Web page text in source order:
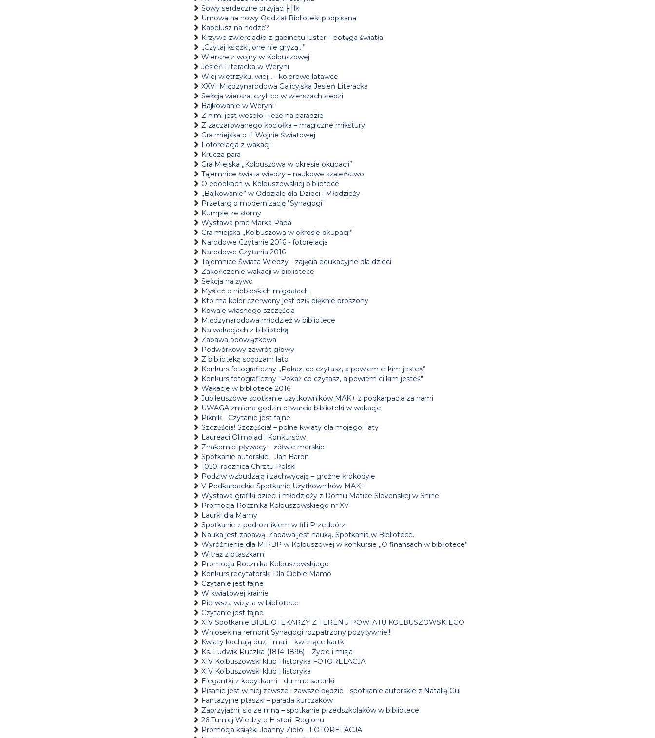
Sowy serdeczne przyjaci├│lki
Umowa na nowy Oddział Biblioteki podpisana
Kapelusz na nodze?
Krzywe zwierciadło z gabinetu luster – potęga światła
„Czytaj książki, one nie gryzą...”
Wiersze z wojny w Kolbuszowej
Jesień Literacka w Weryni
Wiej wietrzyku, wiej… - kolorowe latawce
XXVI Międzynarodowa Galicyjska Jesień Literacka
Sekcja wiersza, czyli co w wierszach siedzi
Bajkowanie w Weryni
Z nimi jest wesoło - jeże na paradzie
Z zaczarowanego kociołka – magiczne mikstury
Gra miejska o II Wojnie Światowej
Fotorelacja z wakacji
Krucza para
Gra Miejska „Kolbuszowa w okresie okupacji”
Tajemnice świata wiedzy – naukowe szaleństwo
O ebookach w Kolbuszowskiej bibliotece
„Bajkowanie” w Oddziale dla Dzieci i Młodzieży
Przetarg o modernizację "Synagogi"
Kumple ze słomy
Wystawa prac Marka Raba
Gra miejska „Kolbuszowa w okresie okupacji”
Narodowe Czytanie 2016 - fotorelacja
Narodowe Czytania 2016
Tajemnice Świata Wiedzy - zajęcia edukacyjne dla dzieci
Zakończenie wakacji w bibliotece
Sekcja na żywo
Myśleć o niebieskich migdałach
Kto ma kolor czerwony jest dziś pięknie proszony
Kowale własnego szczęścia
Międzynarodowa młodzież w bibliotece
Na wakacjach z biblioteką
Zabawa obowiązkowa
Podwórkowy zawrót głowy
Z biblioteką spędzam lato
Konkurs fotograficzny „Pokaż, co czytasz, a powiem ci kim jesteś”
Konkurs fotograficzny "Pokaż co czytasz, a powiem ci kim jesteś"
Wakacje w bibliotece 2016
Jubileuszowe spotkanie użytkowników MAK+ z podkarpacia za nami
UWAGA zmiana godzin otwarcia biblioteki w wakacje
Piknik - Czytanie jest fajne
Szczęścia! Szczęścia! – polne kwiaty dla mojego Taty
Laureaci Olimpiad i Konkursów
Znakomici pływacy – żółwie morskie
Spotkanie autorskie - Jan Baron
1050. rocznica Chrztu Polski
Podziw wzbudzają i zachwycają – groźne krokodyle
V Podkarpackie Spotkanie Użytkowników MAK+
Wystawa grafiki dzieci i młodzieży z Domu Matice Slovenskej w Snine
Promocja Rocznika Kolbuszowskiego nr XV
Laurki dla Mamy
Spotkanie z podrożnikiem w filii Przedbórz
Nauka jest zabawą. Zabawa jest nauką. Spotkania w Bibliotece.
Wyróżnienie dla MiPBP w Kolbuszowej w konkursie „O finansach w bibliotece”
Witraż z ptaszkami
Promocja Rocznika Kolbuszowskiego
Konkurs recytatorski Dla Ciebie Mamo
Czytanie jest fajne
W kwiatowej krainie
Pierwsza wizyta w bibliotece
Czytanie jest fajne
XIV Spotkanie BIBLIOTEKARZY Z TERENU POWIATU KOLBUSZOWSKIEGO
Wniosek na remont Synagogi rozpatrzony pozytywnie!!!
Kwiaty kochają duzi i mali – kwitnące kartki
Ks. Ludwik Ruczka (1814-1896) – Życie i misja
XIV Kolbuszowski klub Historyka FOTORELACJA
XIV Kolbuszowski klub Historyka
Elegantki z kopytkami - dumne sarenki
Pisanie jest w niej zawsze i zawsze będzie - spotkanie autorskie z Natalią Gul
Fantazyjne ptaszki – parada kurczaków
Zaprzyjaźnij się ze mną – spotkanie przedszkolaków w bibliotece
26 Turniej Wiedzy o Historii Regionu
Promocja książki Joanny Zioło - FOTORELACJA